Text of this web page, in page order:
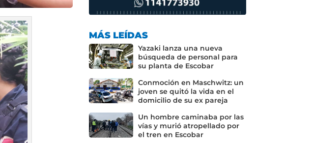
MÁS LEÍDAS
Yazaki lanza una nueva
búsqueda de personal para
su planta de Escobar
Conmoción en Maschwitz: un
joven se quitó la vida en el
domicilio de su ex pareja
Un hombre caminaba por las
vías y murió atropellado por
el tren en Escobar